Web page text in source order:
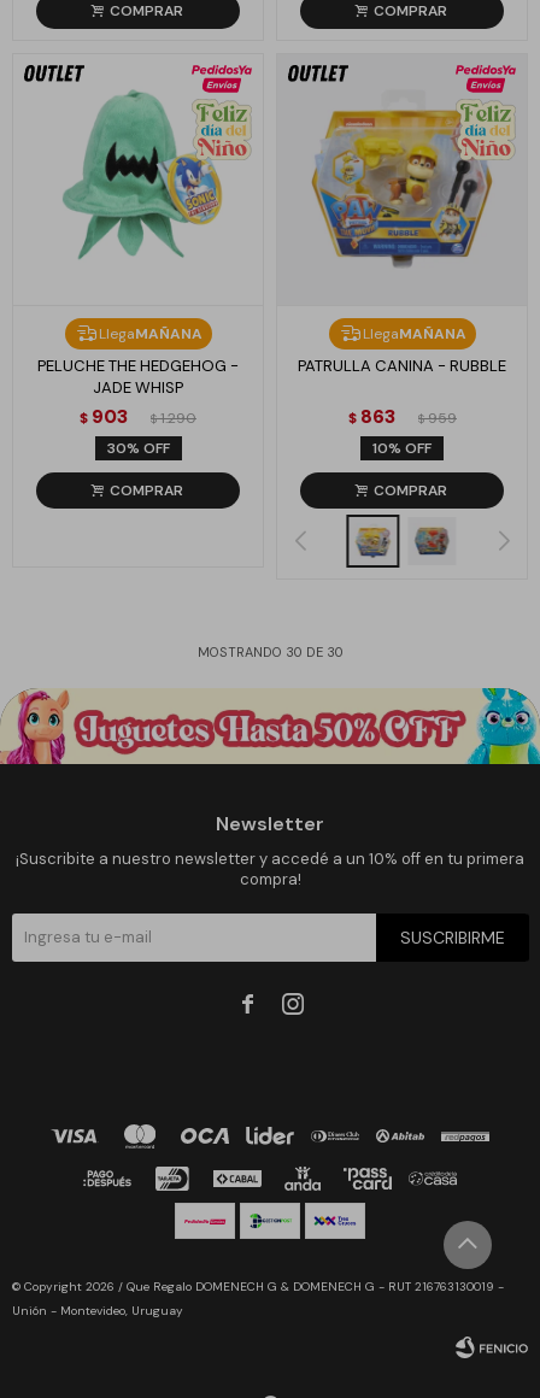
LlegaMAÑANA
PELUCHE THE HEDGEHOG -
JADE WHISP
$ 903 $ 1.290
30
LlegaMAÑANA
PATRULLA CANINA - RUBBLE
$ 863 $ 959
10
MOSTRANDO 30 DE 30
Newsletter
¡Suscribite a nuestro newsletter y accedé a un 10% off en tu primera
compra!
SUSCRIBIRME
 
© Copyright 2026 / Que Regalo DOMENECH G & DOMENECH G - RUT 216763130019 -
Unión - Montevideo, Uruguay